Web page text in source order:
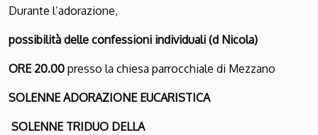
Durante l’adorazione,
possibilità delle confessioni individuali (d Nicola)
ORE 20.00 presso la chiesa parrocchiale di Mezzano
SOLENNE ADORAZIONE EUCARISTICA
SOLENNE TRIDUO DELLA